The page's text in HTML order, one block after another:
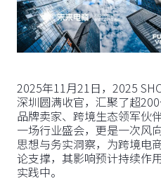
2025年11月21日，2025
深圳圆满收官，汇聚了超
品牌卖家、跨境生态领军伙
一场行业盛会，更是一次风
思想与务实洞察，为跨境电
论支撑，其影响预计持续作
实践中。